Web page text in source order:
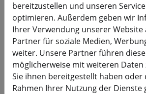
Start DJI Shop DJI Ersatzteile &
DJI O4 Air Unit FPV
3-in-1 Kabel
bereitzustellen und unseren
optimieren. Außerdem geben wir
Ihrer Verwendung unserer Website
Partner für soziale Medien,
weiter. Unsere Partner führen
möglicherweise mit weiteren Daten
Sie ihnen bereitgestellt haben oder
Rahmen Ihrer Nutzung der Dienste